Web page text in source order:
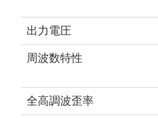
出力電圧
周波数特性
全高調波歪率